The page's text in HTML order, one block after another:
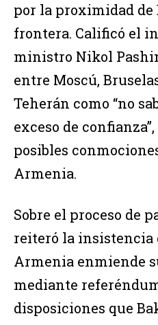
por la proximidad de
frontera. Calificó el
ministro Nikol
entre Moscú,
Teherán como “no
exceso de
posibles
Armenia.
Sobre el proceso de
reiteró la insistencia
Armenia enmiende
mediante
disposiciones que